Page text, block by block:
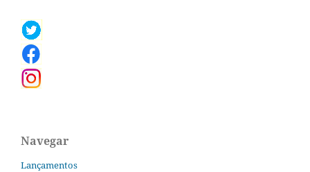
Navegar
Lançamentos